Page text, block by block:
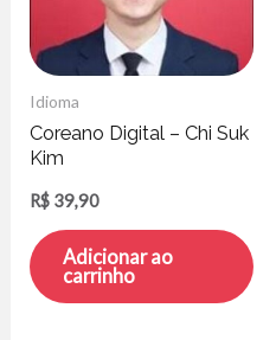
Idioma
Coreano Digital – Chi Suk
Kim
R$ 39,90
Adicionar ao
carrinho